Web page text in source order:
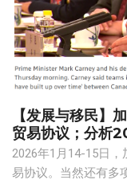
【发展与移民】
贸易协议；分析
2026年1月14-15日
易协议。当然还有多